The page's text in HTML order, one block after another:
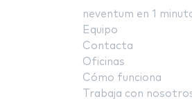
neventum en 1
Equipo
Contacta
Oficinas
Cómo funciona
Trabaja con